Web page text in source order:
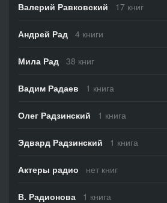
Валерий Равковский 17 книг
Андрей Рад 4 книги
Мила Рад 38 книг
Вадим Радаев 1 книга
Олег Радзинский 1 книга
Эдвард Радзинский 1 книга
Актеры радио нет книг
В. Радионова 1 книга